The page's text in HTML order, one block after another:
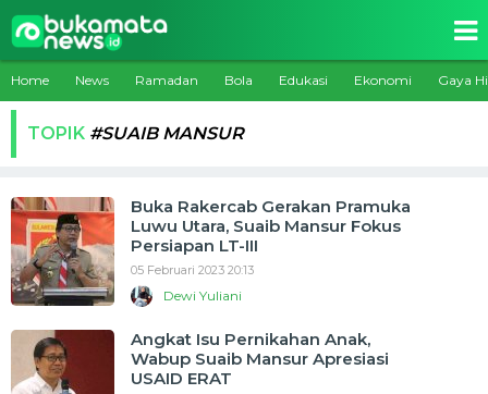
Home News Ramadan Bola Edukasi Ekonomi Gaya
TOPIK #SUAIB MANSUR
Buka Rakercab Gerakan Pramuka
Luwu Utara, Suaib Mansur Fokus
Persiapan LT-III
05 Februari 2023 20:13
Dewi Yuliani
Angkat Isu Pernikahan Anak,
Wabup Suaib Mansur Apresiasi
USAID ERAT